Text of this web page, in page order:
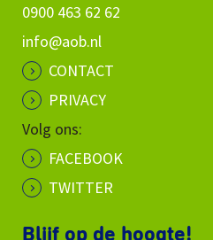
0900 463 62 62
info@aob.nl
CONTACT
PRIVACY
Volg ons:
FACEBOOK
TWITTER
Blijf op de hoogte!